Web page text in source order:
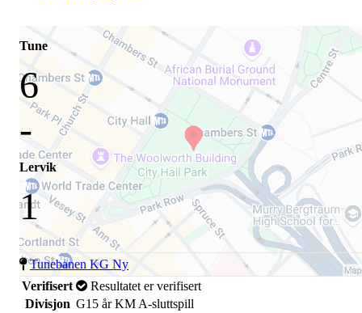
Tune
6
-
Lervik
1
Tunebanen KG Ny
Verifisert
Resultatet er verifisert
Divisjon G15 år KM A-sluttspill